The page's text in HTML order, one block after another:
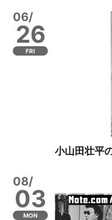
06/
26
FRI
小山田壮平
08/
03
MON